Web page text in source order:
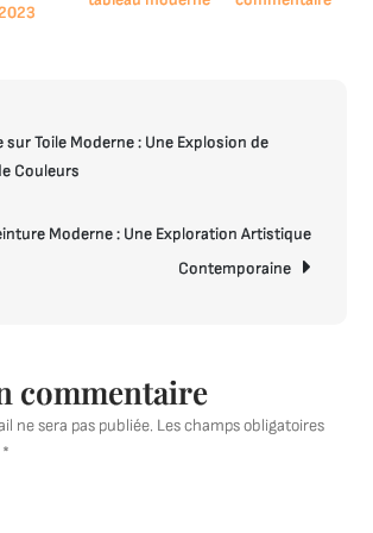
sur Toile Moderne : Une Explosion de
Couleurs
Moderne : Une Exploration Artistique
Contemporaine
commentaire
ne sera pas publiée. Les champs obligatoires
*